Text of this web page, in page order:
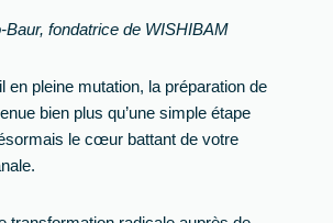
Baur, fondatrice de WISHIBAM
en pleine mutation, la préparation de
bien plus qu’une simple étape
le cœur battant de votre